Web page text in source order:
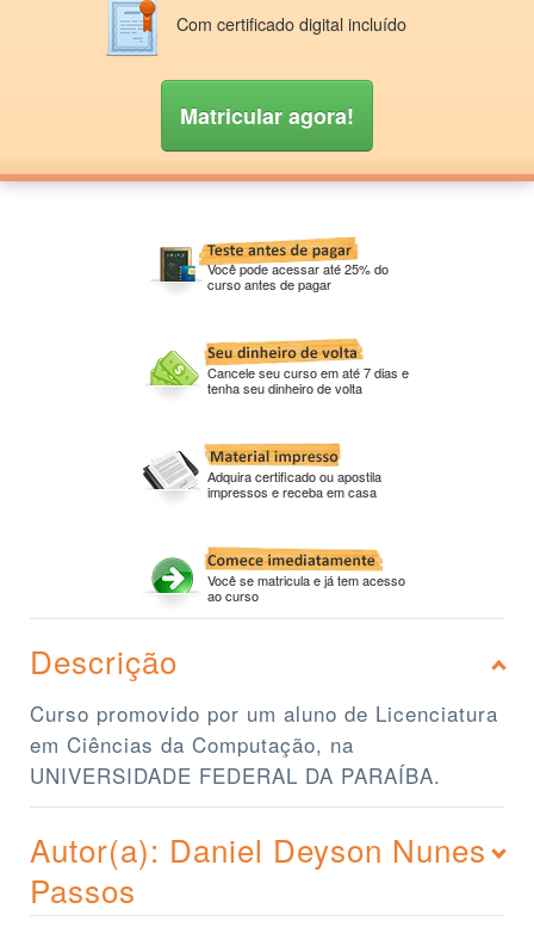
Com certificado digital incluído
Matricular agora!
Você pode acessar até 25% do
curso antes de pagar
Cancele seu curso em até 7 dias e
tenha seu dinheiro de volta
Adquira certificado ou apostila
impressos e receba em casa
Você se matricula e já tem acesso
ao curso
Descrição
Curso promovido por um aluno de Licenciatura
em Ciências da Computação, na
UNIVERSIDADE FEDERAL DA PARAÍBA.
Autor(a): Daniel Deyson Nunes
Passos